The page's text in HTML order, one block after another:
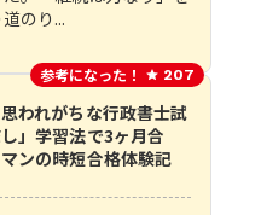
のり...
参考になった！ 207
思われがちな行政書士試
」学習法で3ヶ月合
ンの時短合格体験記